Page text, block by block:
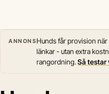
ANNONSHunds får provision
länkar - utan extra
rangordning.Så testar